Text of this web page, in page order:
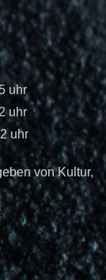
uhr
uhr
uhr
von Kultur,